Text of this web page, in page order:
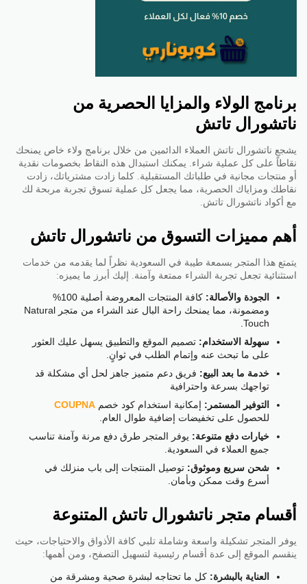
برنامج الولاء والمزايا الحصرية من
ناتشورال تاتش
يشجع ناتشورال تاتش العملاء الدائمين من خلال برنامج ولاء خاص يمنحك
نقاطاً على كل عملية شراء. يمكنك استبدال هذه النقاط بخصومات نقدية
أو منتجات مجانية في طلباتك المستقبلية. كلما زادت مشترياتك، زادت
نقاطك ومزاياك الحصرية، مما يجعل كل عملية تسوق تجربة مربحة لك
مع أكواد ناتشورال تاتش.
أهم مميزات التسوق من ناتشورال تاتش
يتمتع هذا المتجر بسمعة طيبة في السعودية نظراً لما يقدمه من خدمات
استثنائية تجعل تجربة الشراء ممتعة وآمنة. إليك أبرز ما يميزه:
الجودة والأصالة:
كافة المنتجات المعروضة أصلية 100%
ومضمونة، مما يمنحك راحة البال عند الشراء من متجر Natural
Touch.
سهولة الاستخدام: تصميم الموقع والتطبيق يسهل عليك العثور
على ما تبحث عنه وإتمام الطلب في ثوانٍ.
خدمة ما بعد البيع: فريق دعم متميز جاهز لحل أي مشكلة قد
تواجهك بسرعة واحترافية
التوفير المستمر: إمكانية استخدام كود خصم COUPNA
للحصول على تخفيضات إضافية طوال العام.
خيارات دفع متنوعة: يوفر المتجر طرق دفع مرنة وآمنة تناسب
جميع العملاء في السعودية.
شحن سريع وموثوق: توصيل المنتجات إلى باب منزلك في
أسرع وقت ممكن وبأمان.
أقسام متجر ناتشورال تاتش المتنوعة
يوفر المتجر تشكيلة واسعة وشاملة تلبي كافة الأذواق والاحتياجات، حيث
ينقسم الموقع إلى عدة أقسام رئيسية لتسهيل التصفح، ومن أهمها:
العناية بالبشرة: كل ما تحتاجه لبشرة صحية ومشرقة من